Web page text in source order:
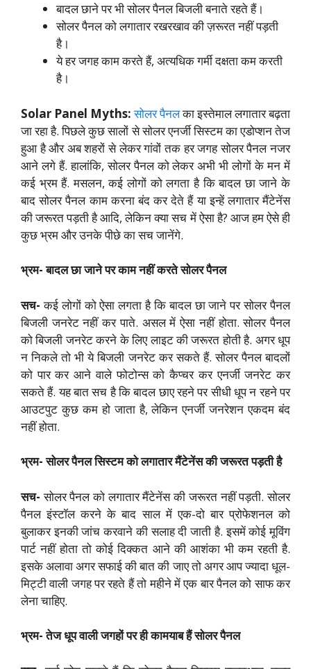
बादल छाने पर भी सोलर पैनल बिजली बनाते रहते हैं।
सोलर पैनल को लगातार रखरखाव की ज़रूरत नहीं पड़ती
है।
ये हर जगह काम करते हैं, अत्यधिक गर्मी दक्षता कम करती
है।
Solar Panel Myths: सोलर पैनलका इस्तेमाल लगातार बढ़ता
जा रहा है. पिछले कुछ सालों से सोलर एनर्जी सिस्टम का एडोप्शन तेज
हुआ है और अब शहरों से लेकर गांवों तक हर जगह सोलर पैनल नजर
आने लगे हैं. हालांकि, सोलर पैनल को लेकर अभी भी लोगों के मन में
कई भ्रम हैं. मसलन, कई लोगों को लगता है कि बादल छा जाने के
बाद सोलर पैनल काम करना बंद कर देते हैं या इन्हें लगातार मैंटेनेंस
की जरूरत पड़ती है आदि, लेकिन क्या सच में ऐसा है? आज हम ऐसे ही
कुछ भ्रम और उनके पीछे का सच जानेंगे.
भ्रम- बादल छा जाने पर काम नहीं करते सोलर पैनल
सच- कई लोगों को ऐसा लगता है कि बादल छा जाने पर सोलर पैनल
बिजली जनरेट नहीं कर पाते. असल में ऐसा नहीं होता. सोलर पैनल
को बिजली जनरेट करने के लिए लाइट की जरूरत होती है. अगर धूप
न निकले तो भी ये बिजली जनरेट कर सकते हैं. सोलर पैनल बादलों
को पार कर आने वाले फोटोन्स को कैप्चर कर एनर्जी जनरेट कर
सकते हैं. यह बात सच है कि बादल छाए रहने पर सीधी धूप न रहने पर
आउटपुट कुछ कम हो जाता है, लेकिन एनर्जी जनरेशन एकदम बंद
नहीं होता.
भ्रम- सोलर पैनल सिस्टम को लगातार मैंटेनेंस की जरूरत पड़ती है
सच- सोलर पैनल को लगातार मैंटेनेंस की जरूरत नहीं पड़ती. सोलर
पैनल इंस्टॉल करने के बाद साल में एक-दो बार प्रोफेशनल को
बुलाकर इनकी जांच करवाने की सलाह दी जाती है. इसमें कोई मूविंग
पार्ट नहीं होता तो कोई दिक्कत आने की आशंका भी कम रहती है.
इसके अलावा अगर सफाई की बात की जाए तो अगर आप ज्यादा धूल-
मिट्टी वाली जगह पर रहते हैं तो महीने में एक बार पैनल को साफ कर
लेना चाहिए.
भ्रम- तेज धूप वाली जगहों पर ही कामयाब हैं सोलर पैनल